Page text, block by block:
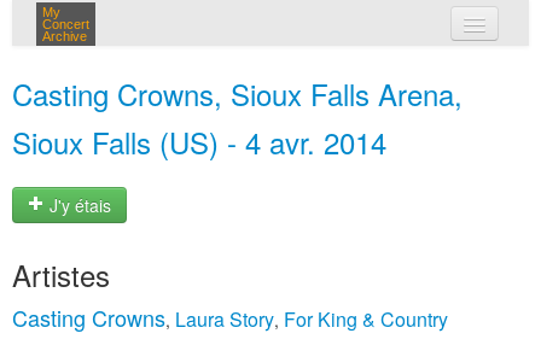
My
Concert
Archive
Casting Crowns, Sioux Falls Arena,
Sioux Falls (US) - 4 avr. 2014
J'y étais
Artistes
Casting Crowns, Laura Story, For King & Country